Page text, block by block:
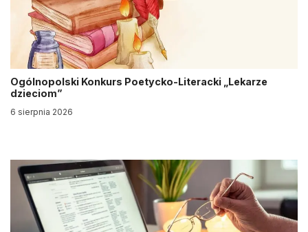
Ogólnopolski Konkurs Poetycko-Literacki „Lekarze
dzieciom”
6 sierpnia 2026